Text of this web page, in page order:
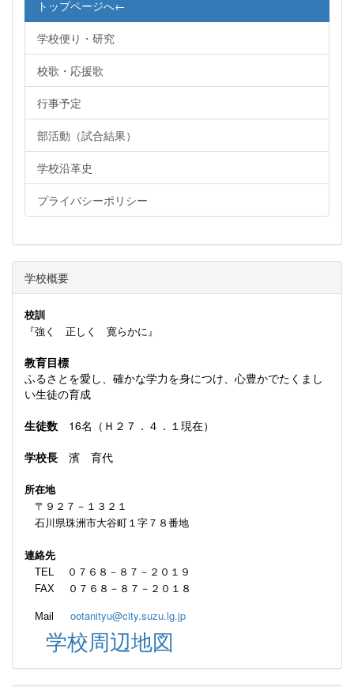
トップページへ←
学校便り・研究
校歌・応援歌
行事予定
部活動（試合結果）
学校沿革史
プライバシーポリシー
学校概要
校訓
『強く 正しく 寛らかに』
教育目標
ふるさとを愛し、確かな学力を身につけ、心豊かでたくまし
い生徒の育成
生徒数 16名（Ｈ２７．４．１現在）
学校長 濱 育代
所在地
〒９２７－１３２１
石川県珠洲市大谷町１字７８番地
連絡先
TEL ０７６８－８７－２０１９
FAX ０７６８－８７－２０１８
Mail ootanityu@city.suzu.lg.jp
学校周辺地図